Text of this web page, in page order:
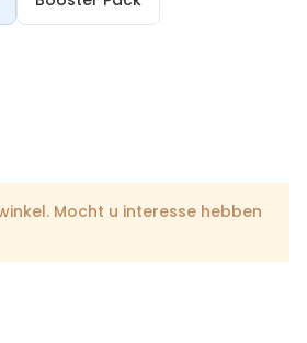
Mocht u interesse hebben